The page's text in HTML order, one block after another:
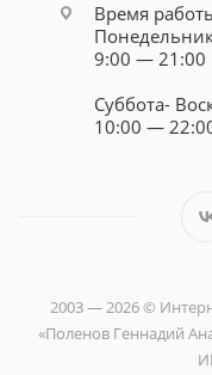
Время
9:00 — 21:00
Суббота-
10:00 —
2003 — 2026 ©
«Поленов Геннадий